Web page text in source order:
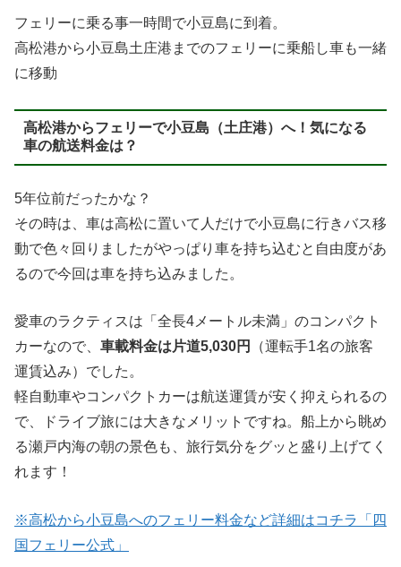
フェリーに乗る事一時間で小豆島に到着。
高松港から小豆島土庄港までのフェリーに乗船し車も一緒
に移動
高松港からフェリーで小豆島（土庄港）へ！気になる
車の航送料金は？
5年位前だったかな？
その時は、車は高松に置いて人だけで小豆島に行きバス移
動で色々回りましたがやっぱり車を持ち込むと自由度があ
るので今回は車を持ち込みました。
愛車のラクティスは「全長4メートル未満」のコンパクト
カーなので、 車載料金は片道5,030円
（運転手1名の旅客
運賃込み）でした。
軽自動車やコンパクトカーは航送運賃が安く抑えられるの
で、ドライブ旅には大きなメリットですね。船上から眺め
る瀬戸内海の朝の景色も、旅行気分をグッと盛り上げてく
れます！
※高松から小豆島へのフェリー料金など詳細はコチラ「四
国フェリー公式」